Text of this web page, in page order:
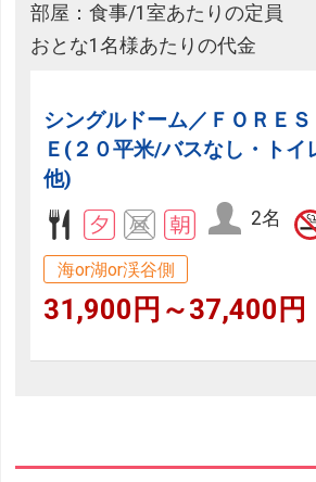
部屋：食事/1室あたりの定員
おとな1名様あたりの代金
シングルドーム／ＦＯＲＥＳ
Ｅ(２０平米/バスなし・トイ
他)
2名
海or湖or渓谷側
31,900円～37,400円